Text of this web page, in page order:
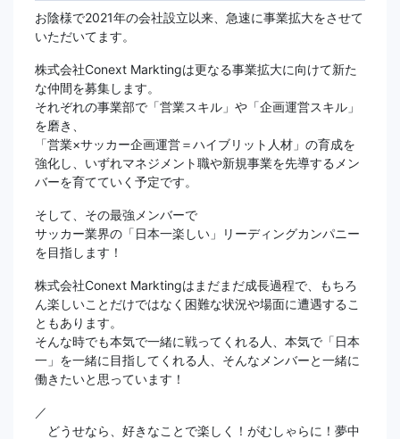
お陰様で2021年の会社設立以来、急速に事業拡大をさせて
いただいてます。
株式会社Conext Marktingは更なる事業拡大に向けて新た
な仲間を募集します。
それぞれの事業部で「営業スキル」や「企画運営スキル」
を磨き、
「営業×サッカー企画運営＝ハイブリット人材」の育成を
強化し、いずれマネジメント職や新規事業を先導するメン
バーを育てていく予定です。
そして、その最強メンバーで
サッカー業界の「日本一楽しい」リーディングカンパニー
を目指します！
株式会社Conext Marktingはまだまだ成長過程で、もちろ
ん楽しいことだけではなく困難な状況や場面に遭遇するこ
ともあります。
そんな時でも本気で一緒に戦ってくれる人、本気で「日本
一」を一緒に目指してくれる人、そんなメンバーと一緒に
働きたいと思っています！
／
どうせなら、好きなことで楽しく！がむしゃらに！夢中